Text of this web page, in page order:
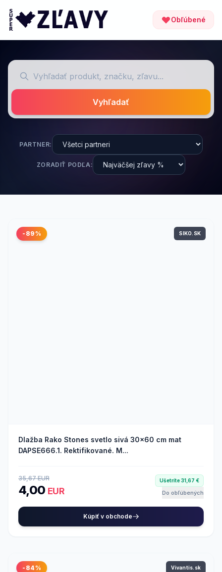
Obľúbené
Vyhľadať
PARTNER:
ZORADIŤ PODĽA:
-89% SIKO.SK
Dlažba Rako Stones svetlo sivá 30x60 cm mat
DAPSE666.1. Rektifikované. M...
35,67 EUR
4,00 EUR
Ušetríte 31,67 €
Do obľúbených
Kúpiť v obchode
-84% Vivantis.sk